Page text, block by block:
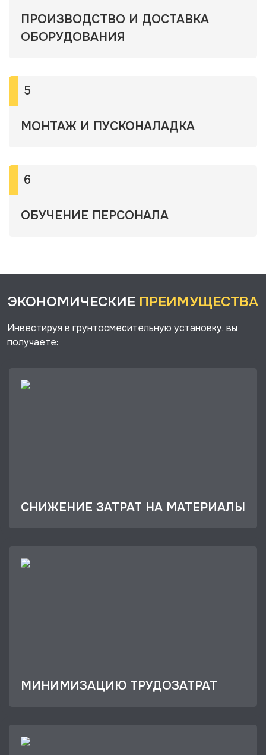
ПРОИЗВОДСТВО И ДОСТАВКА
ОБОРУДОВАНИЯ
5
МОНТАЖ И ПУСКОНАЛАДКА
6
ОБУЧЕНИЕ ПЕРСОНАЛА
ЭКОНОМИЧЕСКИЕ ПРЕИМУЩЕСТВА
Инвестируя в грунтосмесительную установку, вы
получаете:
СНИЖЕНИЕ ЗАТРАТ НА МАТЕРИАЛЫ
МИНИМИЗАЦИЮ ТРУДОЗАТРАТ